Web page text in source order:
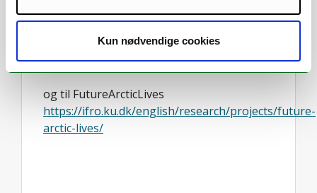
Kun nødvendige cookies
Universitet (2021-2024).
Link til FUGLAN VEIT
https://uit.no/project/fuglan
og til FutureArcticLives
https://ifro.ku.dk/english/research/projects/future-
arctic-lives/